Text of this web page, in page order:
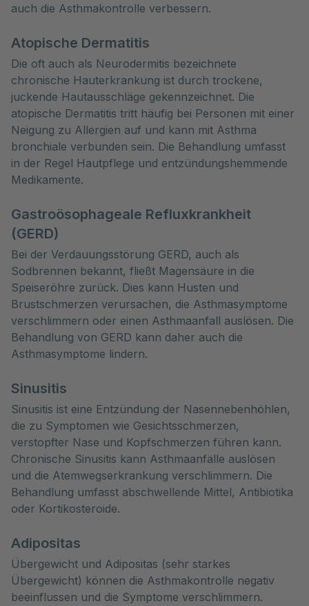
auch die Asthmakontrolle verbessern.
Atopische Dermatitis
Die oft auch als Neurodermitis bezeichnete
chronische Hauterkrankung ist durch trockene,
juckende Hautausschläge gekennzeichnet. Die
atopische Dermatitis tritt häufig bei Personen mit einer
Neigung zu Allergien auf und kann mit Asthma
bronchiale verbunden sein. Die Behandlung umfasst
in der Regel Hautpflege und entzündungshemmende
Medikamente.
Gastroösophageale Refluxkrankheit
(GERD)
Bei der Verdauungsstörung GERD, auch als
Sodbrennen bekannt, fließt Magensäure in die
Speiseröhre zurück. Dies kann Husten und
Brustschmerzen verursachen, die Asthmasymptome
verschlimmern oder einen Asthmaanfall auslösen. Die
Behandlung von GERD kann daher auch die
Asthmasymptome lindern.
Sinusitis
Sinusitis ist eine Entzündung der Nasennebenhöhlen,
die zu Symptomen wie Gesichtsschmerzen,
verstopfter Nase und Kopfschmerzen führen kann.
Chronische Sinusitis kann Asthmaanfälle auslösen
und die Atemwegserkrankung verschlimmern. Die
Behandlung umfasst abschwellende Mittel, Antibiotika
oder Kortikosteroide.
Adipositas
Übergewicht und Adipositas (sehr starkes
Übergewicht) können die Asthmakontrolle negativ
beeinflussen und die Symptome verschlimmern.